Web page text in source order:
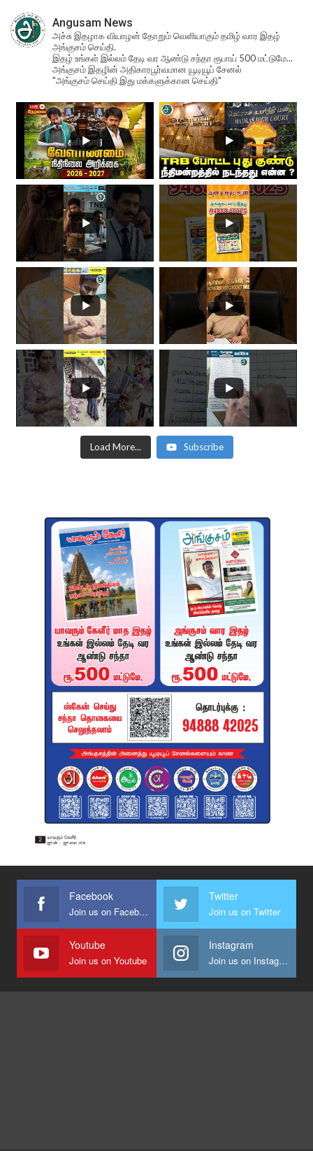
Angusam News
அச்சு இதழாக வியாழன் தோறும் வெளியாகும் தமிழ் வார இதழ்
அங்குசம் செய்தி.
இதழ் உங்கள் இல்லம் தேடி வர ஆண்டு சந்தா ரூபாய் 500 மட்டுமே...
அங்குசம் இதழின் அதிகாரபூர்வமான யூடியூப் சேனல்
"அங்குசம் செய்தி இது மக்களுக்கான செய்தி"
Load More... Subscribe
Facebook
Join us on Facebook
Twitter
Join us on Twitter
Youtube
Join us on Youtube
Instagram
Join us on Instagram